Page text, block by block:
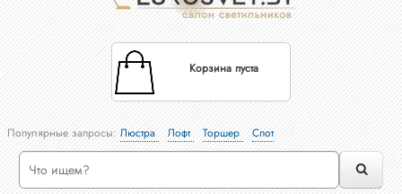
Корзина пуста
Популярные запросы:Люстра Лофт Торшер Спот